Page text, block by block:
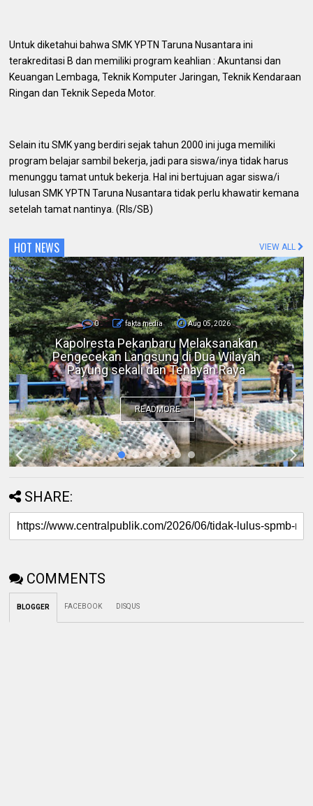
Untuk diketahui bahwa SMK YPTN Taruna Nusantara ini
terakreditasi B dan memiliki program keahlian : Akuntansi dan
Keuangan Lembaga, Teknik Komputer Jaringan, Teknik Kendaraan
Ringan dan Teknik Sepeda Motor.
Selain itu SMK yang berdiri sejak tahun 2000 ini juga memiliki
program belajar sambil bekerja, jadi para siswa/inya tidak harus
menunggu tamat untuk bekerja. Hal ini bertujuan agar siswa/i
lulusan SMK YPTN Taruna Nusantara tidak perlu khawatir kemana
setelah tamat nantinya. (Rls/SB)
HOT NEWS VIEW ALL
0 fakta media Aug 05, 2026
Bicara di Forum IMT-GT, Kapolda Riau:
Kerusakan Lingkungan pada Akhirnya
Menjadi Ancaman Keamanan
READMORE
SHARE:
COMMENTS
BLOGGER FACEBOOK DISQUS